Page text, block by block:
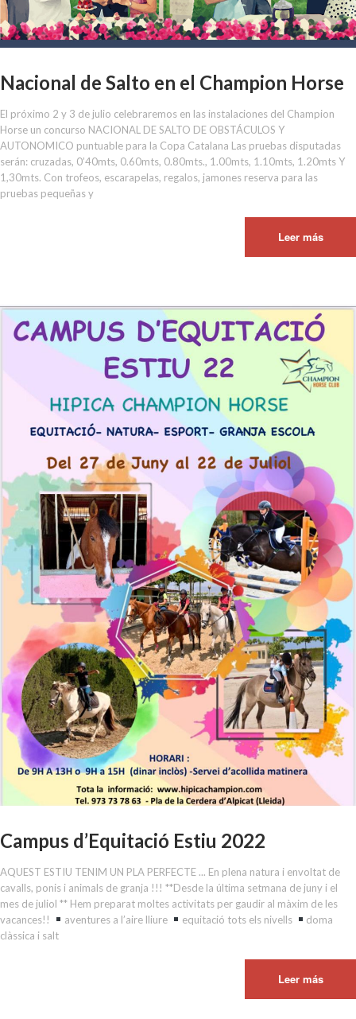
Nacional de Salto en el Champion Horse
El próximo 2 y 3 de julio celebraremos en las instalaciones del Champion
Horse un concurso NACIONAL DE SALTO DE OBSTÁCULOS Y
AUTONOMICO puntuable para la Copa Catalana Las pruebas disputadas
serán: cruzadas, 0’40mts, 0.60mts, 0.80mts., 1.00mts, 1.10mts, 1.20mts Y
1,30mts. Con trofeos, escarapelas, regalos, jamones reserva para las
pruebas pequeñas y
Leer más
Campus d’Equitació Estiu 2022
AQUEST ESTIU TENIM UN PLA PERFECTE ... En plena natura i envoltat de
cavalls, ponis i animals de granja !!! **Desde la última setmana de juny i el
mes de juliol ** Hem preparat moltes activitats per gaudir al màxim de les
vacances!!
aventures a l’aire lliure equitació tots els nivells
doma
clàssica i salt
Leer más